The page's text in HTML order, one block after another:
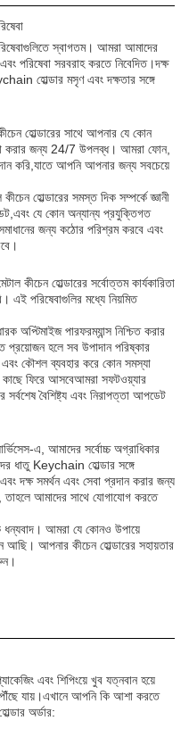
স্বাগতম। আমরা আমাদের
পরিষেবা সরবরাহ করতে নিবেদিত।দক্ষ
হোল্ডার মসৃণ এবং দক্ষতার সঙ্গে
হোল্ডারের সাথে আপনার যে কোন
করার জন্য 24/7 উপলব্ধ। আমরা ফোন,
করি,যাতে আপনি আপনার জন্য সবচেয়ে
হোল্ডারের সমস্ত দিক সম্পর্কে জ্ঞানী
যে কোন অন্যান্য প্রযুক্তিগত
জন্য কঠোর পরিশ্রম করবে এবং
কীচেন হোল্ডারের সর্বোত্তম কার্যকারিতা
এই পরিষেবাগুলির মধ্যে নিয়মিত
অপ্টিমাইজ পারফরম্যান্স নিশ্চিত করার
হলে সব উপাদান পরিষ্কার
এবং কৌশল ব্যবহার করে কোন সমস্যা
কাছে ফিরে আসবেআমরা সফটওয়্যার
বৈশিষ্ট্য এবং নিরাপত্তা আপডেট
এ, আমাদের সর্বোচ্চ অগ্রাধিকার
ধাতু Keychain হোল্ডার সঙ্গে
দক্ষ সমর্থন এবং সেবা প্রদান করার জন্য
তাহলে আমাদের সাথে যোগাযোগ করতে
ধন্যবাদ। আমরা যে কোনও উপায়ে
আছি। আপনার কীচেন হোল্ডারের সহায়তার
এবং শিপিংয়ে খুব যত্নবান হয়ে
যায়।এখানে আপনি কি আশা করতে
অর্ডার: